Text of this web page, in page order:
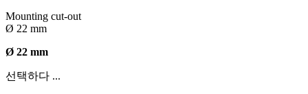
Mounting cut-out
Ø 22 mm
Ø 22 mm
선택하다 ...